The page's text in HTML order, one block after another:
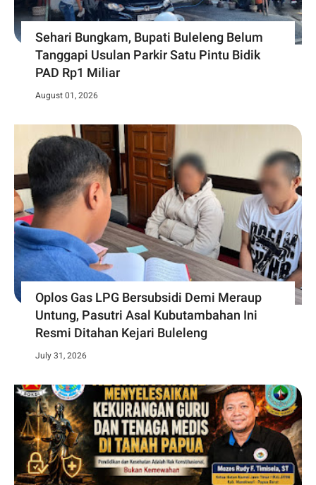
Sehari Bungkam, Bupati Buleleng Belum
Tanggapi Usulan Parkir Satu Pintu Bidik
PAD Rp1 Miliar
August 01, 2026
Oplos Gas LPG Bersubsidi Demi Meraup
Untung, Pasutri Asal Kubutambahan Ini
Resmi Ditahan Kejari Buleleng
July 31, 2026